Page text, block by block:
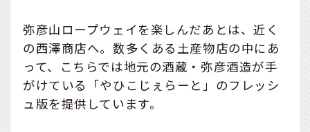
弥彦山ロープウェイを楽しんだあとは、近く
の西澤商店へ。数多くある土産物店の中にあ
って、こちらでは地元の酒蔵・弥彦酒造が手
がけている「やひこじぇらーと」のフレッシ
ュ版を提供しています。